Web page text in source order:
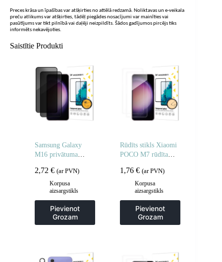
Preces krāsa un īpašības var atšķirties no attēlā redzamā. Noliktavas un e-veikala
preču atlikums var atšķirties, tādēļ piegādes nosacījumi var mainīties vai
pasūtījums var tikt pilnībā vai daļēji neizpildīts. Šādos gadījumos pircējs tiks
informēts nekavējoties.
Saistītie Produkti
Samsung Galaxy
M16 privātuma
2,72 € (ar PVN)
Korpusa
aizsargstikls
Pievienot
Grozam
Rūdīts stikls Xiaomi
POCO M7 rūdīta
2 gab.
1,76€ (ar PVN)
Korpusa
aizsargstikls
Pievienot
Grozam